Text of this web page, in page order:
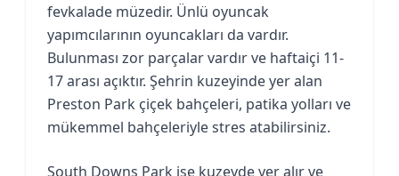
fevkalade müzedir. Ünlü oyuncak
yapımcılarının oyuncakları da vardır.
Bulunması zor parçalar vardır ve haftaiçi 11-
17 arası açıktır. Şehrin kuzeyinde yer alan
Preston Park çiçek bahçeleri, patika yolları ve
mükemmel bahçeleriyle stres atabilirsiniz.
South Downs Park ise kuzeyde yer alır ve